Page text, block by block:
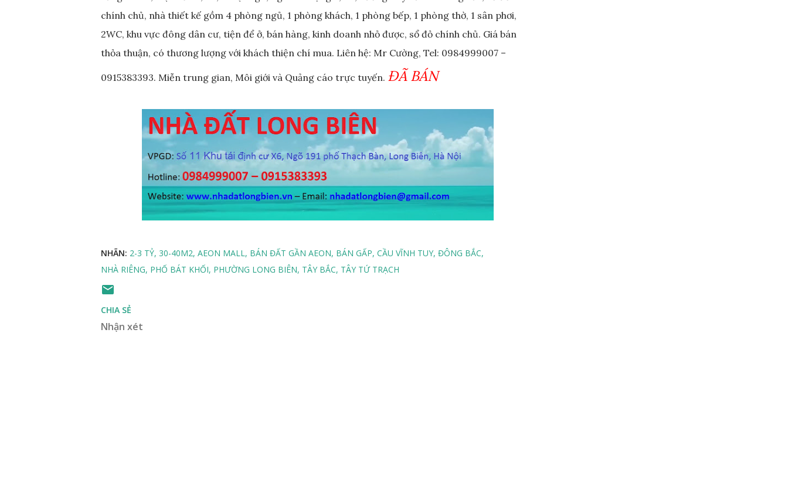
chính chủ, nhà thiết kế gồm 4 phòng ngủ, 1 phòng khách, 1 phòng bếp, 1 phòng thờ, 1 sân phơi,
2WC, khu vực đông dân cư, tiện để ở, bán hàng, kinh doanh nhỏ được, sổ đỏ chính chủ. Giá bán
thỏa thuận, có thương lượng với khách thiện chí mua. Liên hệ: Mr Cường, Tel: 0984999007 –
0915383393. Miễn trung gian, Môi giới và Quảng cáo trực tuyến. ĐÃ BÁN
NHÃN: 2-3 TỶ 30-40M2 AEON MALL BÁN ĐẤT GẦN AEON BÁN GẤP CẦU VĨNH TUY ĐÔNG BẮC
NHÀ RIÊNG PHỐ BÁT KHỐI PHƯỜNG LONG BIÊN TÂY BẮC TÂY TỨ TRẠCH
CHIA SẺ
Nhận xét